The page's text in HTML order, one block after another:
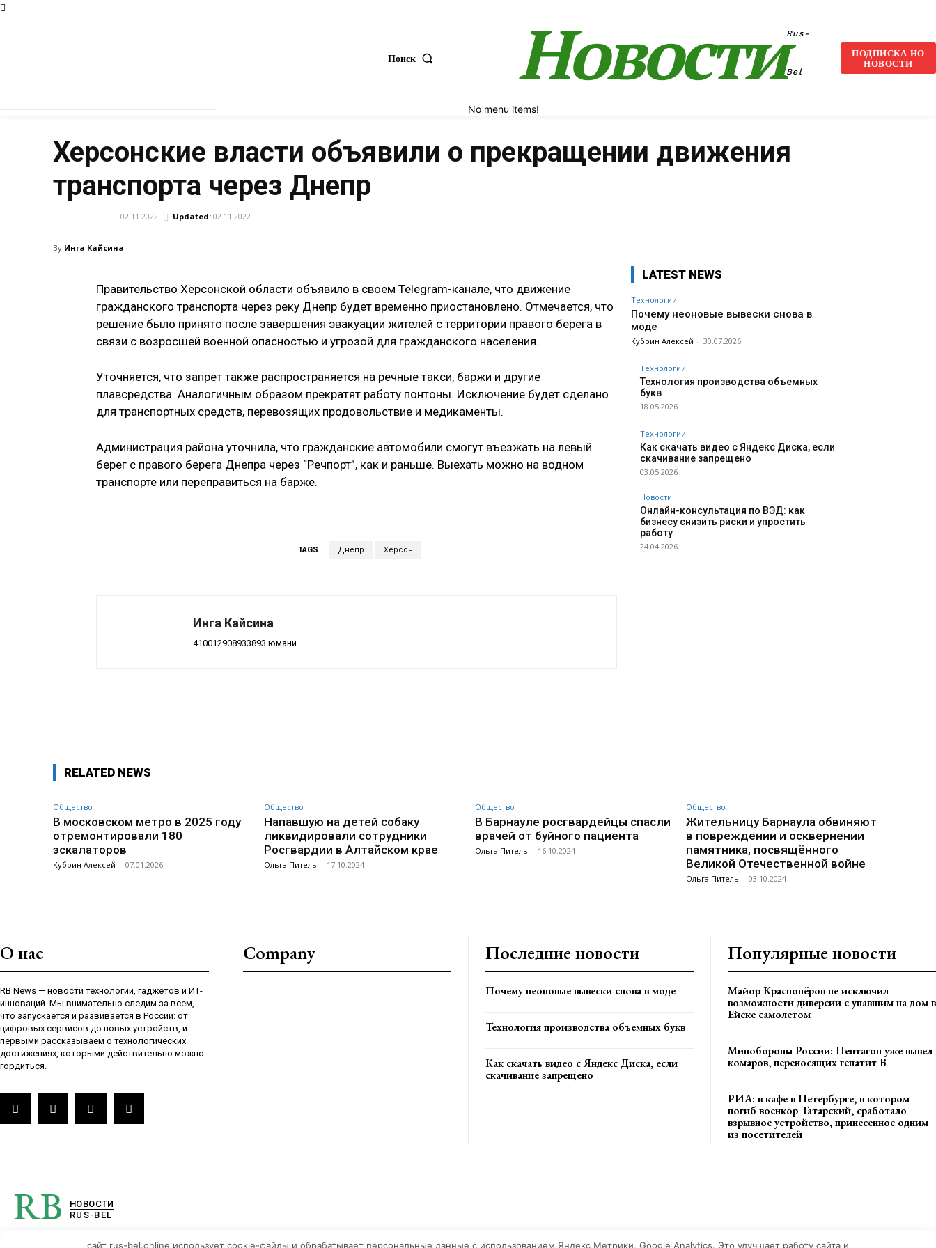
Поиск НовостиRus-
Bel
ПОДПИСКА НО
НОВОСТИ
No menu items!
Херсонские власти объявили о прекращении движения
транспорта через Днепр
02.11.2022 Updated: 02.11.2022
By Инга Кайсина
Правительство Херсонской области объявило в своем Telegram-канале, что движение
гражданского транспорта через реку Днепр будет временно приостановлено. Отмечается, что
решение было принято после завершения эвакуации жителей с территории правого берега в
связи с возросшей военной опасностью и угрозой для гражданского населения.
Уточняется, что запрет также распространяется на речные такси, баржи и другие
плавсредства. Аналогичным образом прекратят работу понтоны. Исключение будет сделано
для транспортных средств, перевозящих продовольствие и медикаменты.
Администрация района уточнила, что гражданские автомобили смогут въезжать на левый
берег с правого берега Днепра через “Речпорт”, как и раньше. Выехать можно на водном
транспорте или переправиться на барже.
TAGS Днепр Херсон
Инга Кайсина
410012908933893 юмани
LATEST NEWS
Технологии
Почему неоновые вывески снова в
моде
Кубрин Алексей - 30.07.2026
Технологии
Технология производства объемных
букв
18.05.2026
Технологии
Как скачать видео с Яндекс Диска, если
скачивание запрещено
03.05.2026
Новости
Онлайн-консультация по ВЭД: как
бизнесу снизить риски и упростить
работу
24.04.2026
RELATED NEWS
Общество
В московском метро в 2025 году
отремонтировали 180
эскалаторов
Кубрин Алексей - 07.01.2026
Общество
Напавшую на детей собаку
ликвидировали сотрудники
Росгвардии в Алтайском крае
Ольга Питель - 17.10.2024
Общество
В Барнауле росгвардейцы спасли
врачей от буйного пациента
Ольга Питель - 16.10.2024
Общество
Жительницу Барнаула обвиняют
в повреждении и осквернении
памятника, посвящённого
Великой Отечественной войне
Ольга Питель - 03.10.2024
О нас
RB News — новости технологий, гаджетов и ИТ-
инноваций. Мы внимательно следим за всем,
что запускается и развивается в России: от
цифровых сервисов до новых устройств, и
первыми рассказываем о технологических
достижениях, которыми действительно можно
гордиться.
Company Последние новости
Почему неоновые вывески снова в моде
Технология производства объемных букв
Как скачать видео с Яндекс Диска, если
скачивание запрещено
Популярные новости
Майор Краснопёров не исключил
возможности диверсии с упавшим на дом в
Ейске самолетом
Минобороны России: Пентагон уже вывел
комаров, переносящих гепатит В
РИА: в кафе в Петербурге, в котором
погиб военкор Татарский, сработало
взрывное устройство, принесенное одним
из посетителей
RB
НОВОСТИ
RUS-BEL
сайт rus-bel.online использует cookie-файлы и обрабатывает персональные данные с использованием Яндекс Метрики, Google Analytics. Это улучшает работу сайта и